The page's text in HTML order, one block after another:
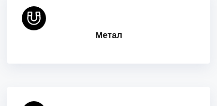
Метал